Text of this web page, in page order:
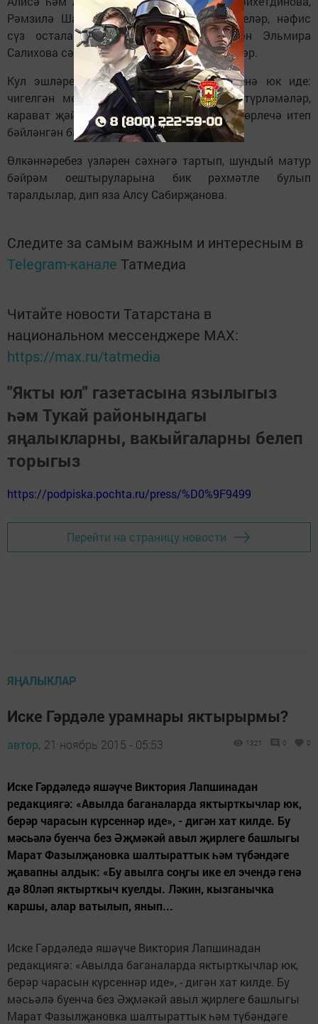
Рәмзилә Шакирова җырларын бүләк иттеләр, нәфис
сүз осталары Булат Гайнетдинов белән Эльмира
Салихова сәнгатьле итеп шигырь сөйләделәр.
Кул эшләре күргәзмәсендә дә ниләр генә юк иде:
чигелгән мендәрләр, тәрәзә пәрдәләре, түрләмәләр,
карават җәймәләре, урындык япмалары төрлечә итеп
бәйләнгән башмаклар, оекбашлар.
Өлкәннәребез үзләрен сәхнәгә тартып, шундый матур
бәйрәм оештыруларына бик рәхмәтле булып
таралдылар, дип яза Алсу Сабирҗанова.
Следите за самым важным и интересным в
Telegram-канале Татмедиа
Читайте новости Татарстана в
национальном мессенджере MАХ:
https://max.ru/tatmedia
"Якты юл" газетасына язылыгыз
һәм Тукай районындагы
яңалыкларны, вакыйгаларны белеп
торыгыз
https://podpiska.pochta.ru/press/%D0%9F9499
Перейти на страницу новости
ЯҢАЛЫКЛАР
Иске Гәрдәле урамнары яктырырмы?
автор, 21 ноябрь 2015 - 05:53 1321 0 0
Иске Гәрдәледә яшәүче Виктория Лапшинадан
редакциягә: «Авылда баганаларда яктырткычлар юк,
берәр чарасын күрсеннәр иде», - дигән хат килде. Бу
мәсьәлә буенча без Әҗмәкәй авыл җирлеге башлыгы
Марат Фазылҗановка шалтыраттык һәм түбәндәге
җавапны алдык: «Бу авылга соңгы ике ел эчендә генә
дә 80ләп яктырткыч куелды. Ләкин, кызганычка
каршы, алар ватылып, янып...
Иске Гәрдәледә яшәүче Виктория Лапшинадан
редакциягә: «Авылда баганаларда яктырткычлар юк,
берәр чарасын күрсеннәр иде», - дигән хат килде. Бу
мәсьәлә буенча без Әҗмәкәй авыл җирлеге башлыгы
Марат Фазылҗановка шалтыраттык һәм түбәндәге